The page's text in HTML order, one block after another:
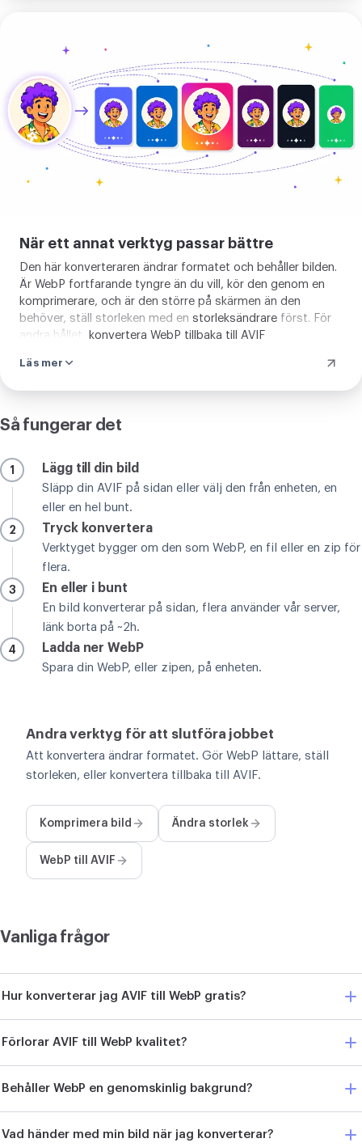
bild
När ett annat verktyg passar bättre
Den här konverteraren ändrar formatet och behåller bilden.
Är WebP fortfarande tyngre än du vill, kör den genom en
komprimerare, och är den större på skärmen än den
behöver, ställ storleken med en storleksändrare först. För
andra hållet,
konvertera WebP tillbaka till AVIF.
Läs mer
Så fungerar det
1 Lägg till din bild
Släpp din AVIF på sidan eller välj den från enheten, en
eller en hel bunt.
2 Tryck konvertera
Verktyget bygger om den som WebP, en fil eller en zip för
flera.
3 En eller i bunt
En bild konverterar på sidan, flera använder vår server,
länk borta på ~2h.
4 Ladda ner WebP
Spara din WebP, eller zipen, på enheten.
Andra verktyg för att slutföra jobbet
Att konvertera ändrar formatet. Gör WebP lättare, ställ
storleken, eller konvertera tillbaka till AVIF.
Komprimera bild Ändra storlek
WebP till AVIF
Vanliga frågor
Hur konverterar jag AVIF till WebP gratis?
Förlorar AVIF till WebP kvalitet?
Behåller WebP en genomskinlig bakgrund?
Vad händer med min bild när jag konverterar?